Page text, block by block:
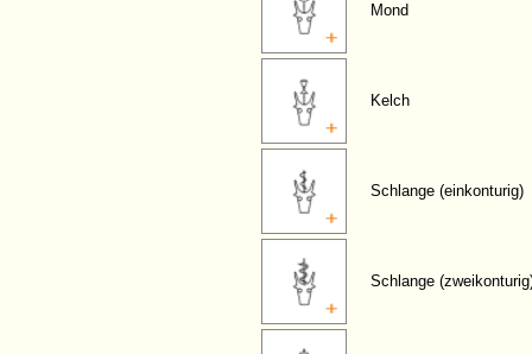
Mond
Kelch
Schlange (einkonturig)
Schlange